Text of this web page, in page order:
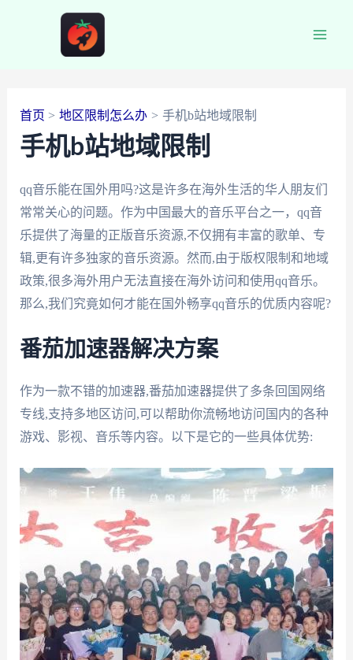
首页 地区限制怎么办 手机b站地域限制
手机b站地域限制
qq音乐能在国外用吗?这是许多在海外生活的华人朋友们
常常关心的问题。作为中国最大的音乐平台之一，qq音
乐提供了海量的正版音乐资源,不仅拥有丰富的歌单、专
辑,更有许多独家的音乐资源。然而,由于版权限制和地域
政策,很多海外用户无法直接在海外访问和使用qq音乐。
那么,我们究竟如何才能在国外畅享qq音乐的优质内容呢?
番茄加速器解决方案
作为一款不错的加速器,番茄加速器提供了多条回国网络
专线,支持多地区访问,可以帮助你流畅地访问国内的各种
游戏、影视、音乐等内容。以下是它的一些具体优势: